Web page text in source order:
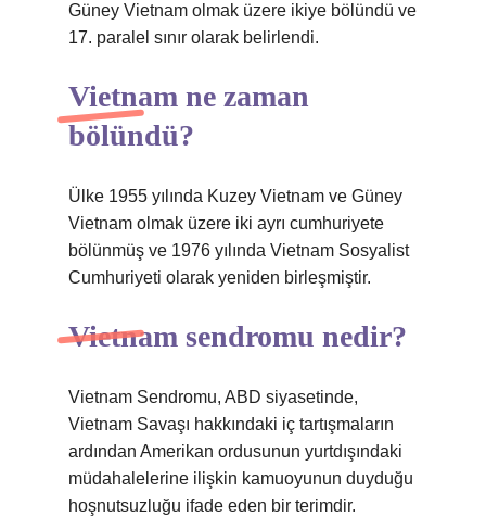
Güney Vietnam olmak üzere ikiye bölündü ve
17. paralel sınır olarak belirlendi.
Vietnam ne zaman
bölündü?
Ülke 1955 yılında Kuzey Vietnam ve Güney
Vietnam olmak üzere iki ayrı cumhuriyete
bölünmüş ve 1976 yılında Vietnam Sosyalist
Cumhuriyeti olarak yeniden birleşmiştir.
Vietnam sendromu nedir?
Vietnam Sendromu, ABD siyasetinde,
Vietnam Savaşı hakkındaki iç tartışmaların
ardından Amerikan ordusunun yurtdışındaki
müdahalelerine ilişkin kamuoyunun duyduğu
hoşnutsuzluğu ifade eden bir terimdir.